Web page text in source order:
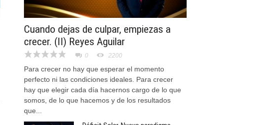
Cuando dejas de culpar, empiezas a
crecer. (II) Reyes Aguilar
0 2200
Para crecer no hay que esperar el momento
perfecto ni las condiciones ideales. Para crecer
hay que elegir cada día hacernos cargo de lo que
somos, de lo que hacemos y de los resultados
que...